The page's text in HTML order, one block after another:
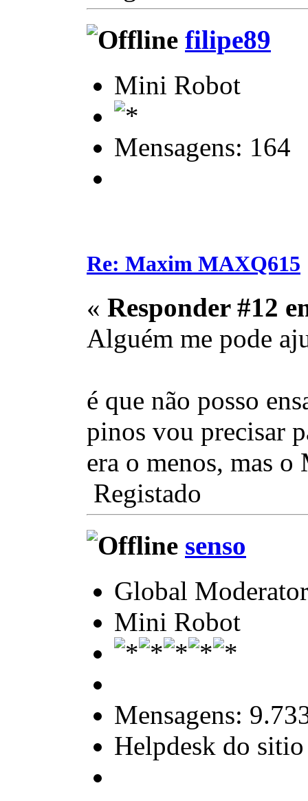
filipe89
Mini Robot
Mensagens: 164
Re: Maxim MAXQ615
« Responder #12
Alguém me pode
é que não posso
pinos vou precisar
era o menos, mas
Registado
senso
Global Moderator
Mini Robot
Mensagens:
Helpdesk do sitio